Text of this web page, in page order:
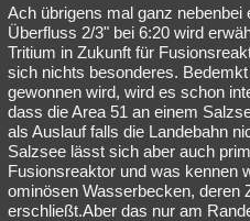
Spiritualität Verschwörungen
Natur Umfragen
weitere Rubriken
Philosophie Träume Orte
Astronomie Helpdesk
Musik Clash
Ach übrigens mal ganz nebenbei
Überfluss 2/3" bei 6:20 wird
Tritium in Zukunft für
sich nichts besonderes.
gewonnen wird, wird es schon
dass die Area 51 an einem
als Auslauf falls die Landebahn
Salzsee lässt sich aber auch
Fusionsreaktor und was kennen
ominösen Wasserbecken, deren
erschließt.Aber das nur am